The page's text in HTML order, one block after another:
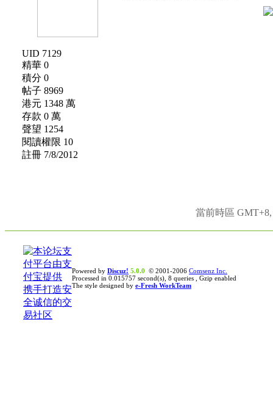
UID 7129
精華 0
積分 0
帖子 8969
港元 1348 萬
存款 0 萬
聲望 1254
閱讀權限 10
註冊 7/8/2012
當前時區
Powered by Discuz! 5.0.0 © 2001-2006 Comsenz Inc.
Processed in 0.015757 second(s), 8 queries , Gzip enabled
The style designed by e-Fresh WorkTeam